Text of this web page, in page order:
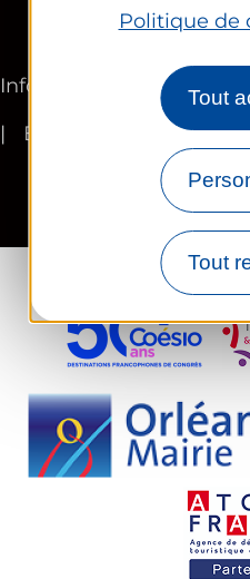
Politique de
Tout
Tout
Informations légales
EN